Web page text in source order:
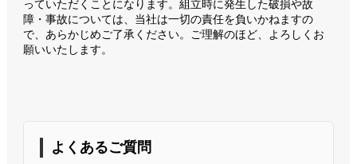
っていただくことになります。組立時に発生した破損や故
障・事故については、当社は一切の責任を負いかねますの
で、あらかじめご了承ください。ご理解のほど、よろしくお
願いいたします。
よくあるご質問